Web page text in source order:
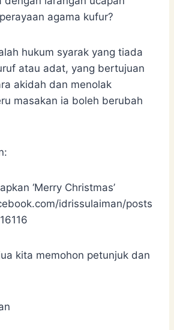
agama kufur?
hukum syarak yang tiada
atau adat, yang bertujuan
akidah dan menolak
masakan ia boleh berubah
‘Merry Christmas’
idrissulaiman/posts
kita memohon petunjuk dan